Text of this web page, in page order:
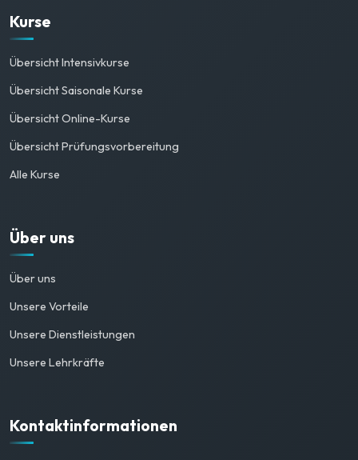
Kurse
Übersicht Intensivkurse
Übersicht Saisonale Kurse
Übersicht Online-Kurse
Übersicht Prüfungsvorbereitung
Alle Kurse
Über uns
Über uns
Unsere Vorteile
Unsere Dienstleistungen
Unsere Lehrkräfte
Kontaktinformationen